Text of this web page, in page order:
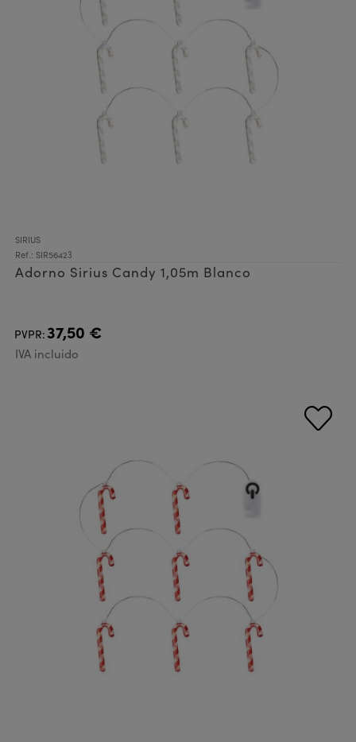
SIRIUS
Ref.: SIR56423
Adorno Sirius Candy 1,05m Blanco
PVPR:37,50 €
IVA incluido